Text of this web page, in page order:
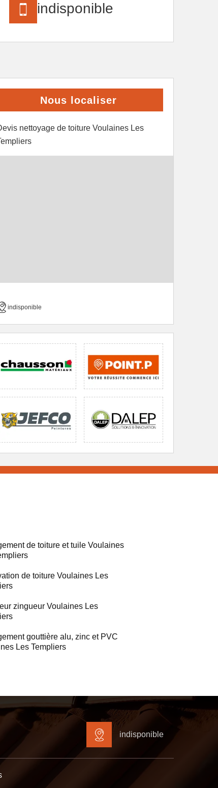
indisponible
Nous localiser
nettoyage de toiture Voulaines Les
indisponible
de toiture et tuile Voulaines
de toiture Voulaines Les
zingueur Voulaines Les
gouttière alu, zinc et PVC
Les Templiers
indisponible